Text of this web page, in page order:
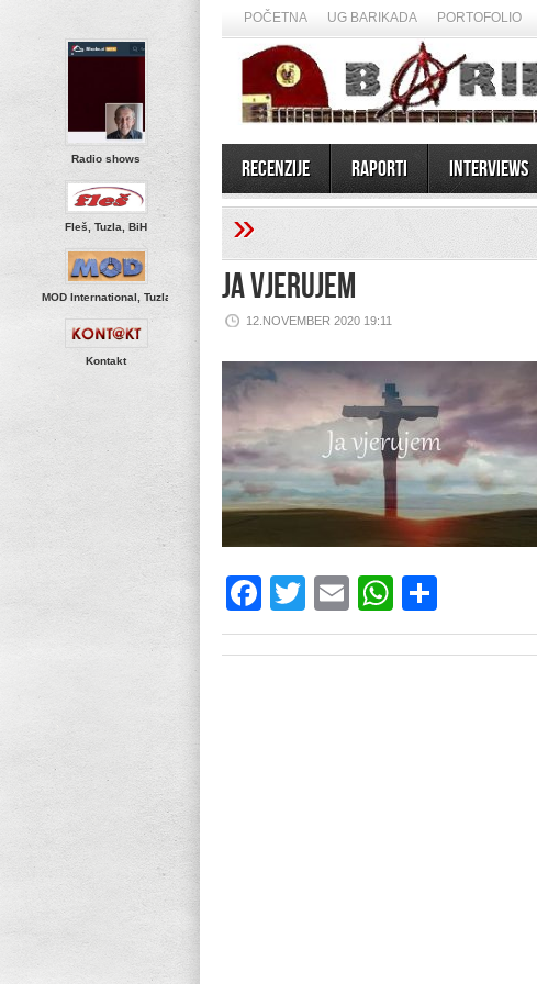
POČETNA UG BARIKADA PORTOFOLIO
Recenzije Raporti Interviews
Radio shows
Fleš, Tuzla, BiH
MOD International, Tuzla
Kontakt
»
Ja vjerujem
12.NOVEMBER 2020 19:11
Facebook
TwitterEmailWhatsApp